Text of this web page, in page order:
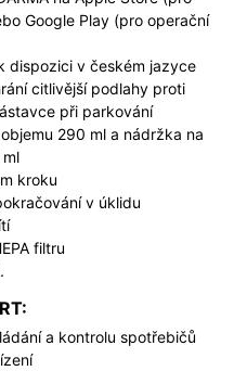
Google Play (pro operační
dispozici v českém jazyce
citlivější podlahy proti
při parkování
290 ml a nádržka na
kroku
v úklidu
filtru
a kontrolu spotřebičů